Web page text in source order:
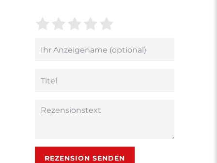
Bewertungssterne
von
4
von
3
2
von
1
von
Bewertungssternen
Anzeigename
Rezensionstext
REZENSION SENDEN